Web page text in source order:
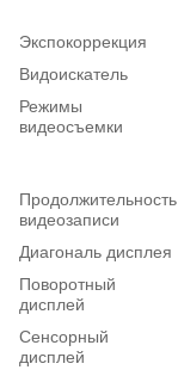
Экспокоррекция
Видоискатель
Режимы
видеосъемки
Продолжительность
видеозаписи
Диагональ дисплея
Поворотный
дисплей
Сенсорный
дисплей